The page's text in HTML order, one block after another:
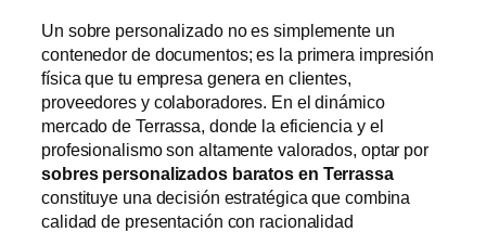
Un sobre personalizado no es simplemente un
contenedor de documentos; es la primera impresión
física que tu empresa genera en clientes,
proveedores y colaboradores. En el dinámico
mercado de Terrassa, donde la eficiencia y el
profesionalismo son altamente valorados, optar por
sobres personalizados baratos en Terrassa
constituye una decisión estratégica que combina
calidad de presentación con racionalidad